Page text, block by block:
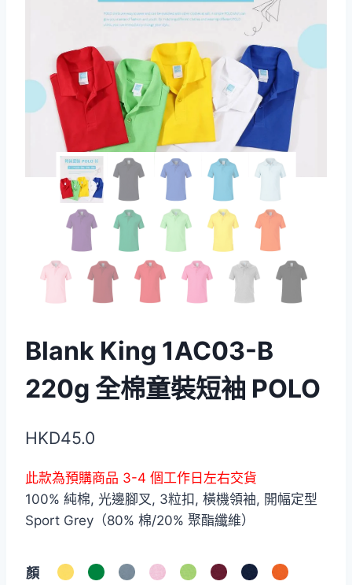
Blank King 1AC03-B
220g 全棉童裝短袖 POLO
HKD45.0
此款為預購商品 3-4 個工作日左右交貨
100% 純棉, 光邊腳叉, 3粒扣, 橫機領袖, 開幅定型
Sport Grey（80% 棉/20% 聚酯纖維）
顏